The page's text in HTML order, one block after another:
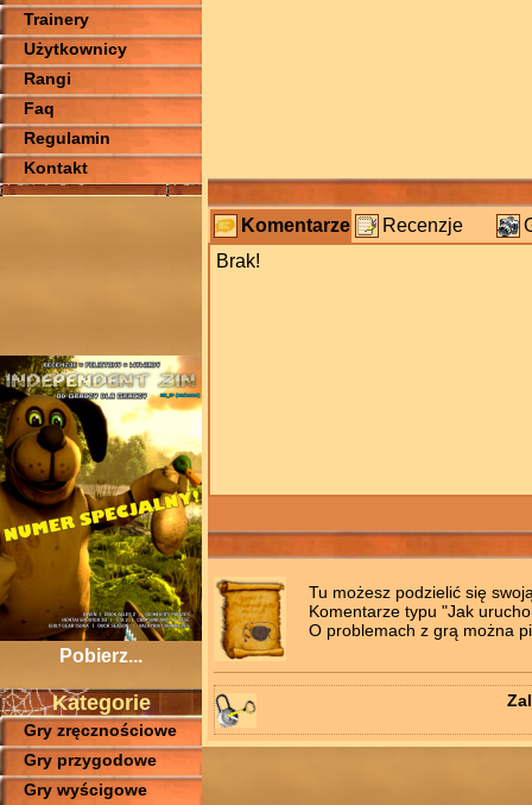
Trainery
Użytkownicy
Rangi
Faq
Regulamin
Kontakt
Pobierz...
Kategorie
Gry zręcznościowe
Gry przygodowe
Gry wyścigowe
Komentarze Recenzje
Brak!
Tu możesz podzielić się
Komentarze typu "Jak
O problemach z grą można